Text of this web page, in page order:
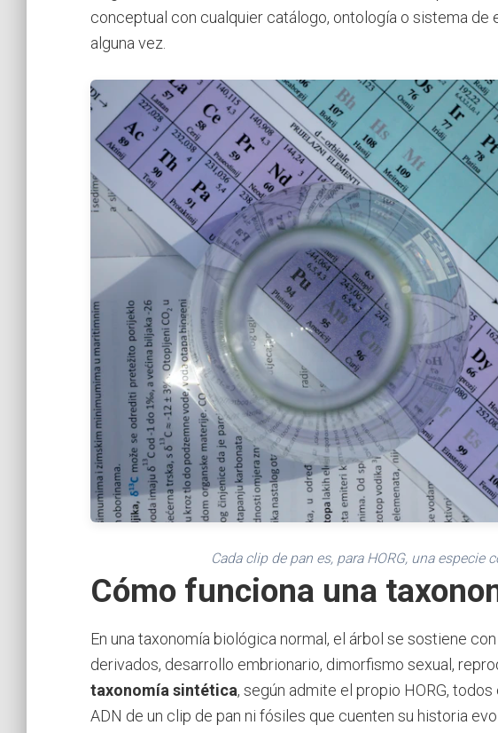
conceptual con cualquier catálogo, ontología o sistema de
alguna vez.
Cada clip de pan es, para HORG, una especie
Cómo funciona una
En una taxonomía biológica normal, el árbol se sostiene
derivados, desarrollo embrionario, dimorfismo sexual,
taxonomía sintética, según admite el propio HORG,
ADN de un clip de pan ni fósiles que cuenten su historia